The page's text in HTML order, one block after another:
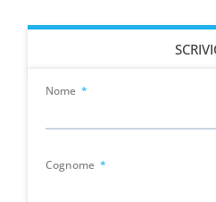
Nome
Cognome